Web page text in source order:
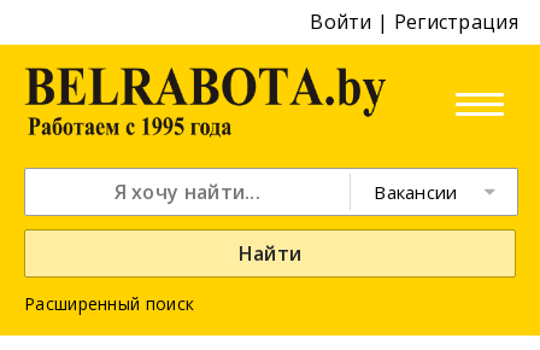
Войти | Регистрация
Вакансии
Найти
Расширенный поиск